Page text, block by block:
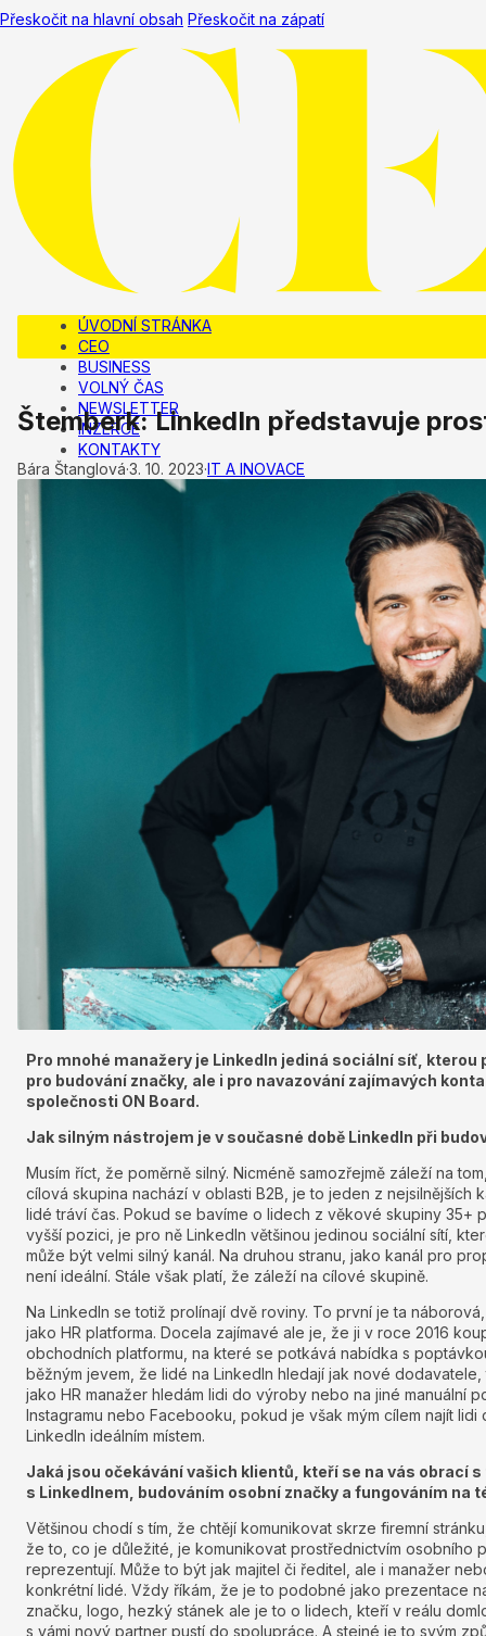
Přeskočit na hlavní obsah Přeskočit na zápatí
ÚVODNÍ STRÁNKA
CEO
BUSINESS
VOLNÝ ČAS
NEWSLETTER
INZERCE
KONTAKTY
Štemberk: LinkedIn představuje
Bára Štanglová·3. 10. 2023·IT A INOVACE
Pro mnohé manažery je LinkedIn jediná sociální síť,
pro budování značky, ale i pro navazování zajímavých
společnosti ON Board.
Jak silným nástrojem je v současné době LinkedIn při
Musím říct, že poměrně silný. Nicméně samozřejmě záleží na
cílová skupina nachází v oblasti B2B, je to jeden z nejsilnějších
lidé tráví čas. Pokud se bavíme o lidech z věkové skupiny 35+
vyšší pozici, je pro ně LinkedIn většinou jedinou sociální sítí,
může být velmi silný kanál. Na druhou stranu, jako kanál pro
není ideální. Stále však platí, že záleží na cílové skupině.
Na LinkedIn se totiž prolínají dvě roviny. To první je ta
jako HR platforma. Docela zajímavé ale je, že ji v roce 2016
obchodních platformu, na které se potkává nabídka s
běžným jevem, že lidé na LinkedIn hledají jak nové
jako HR manažer hledám lidi do výroby nebo na jiné manuální
Instagramu nebo Facebooku, pokud je však mým cílem najít
LinkedIn ideálním místem.
Jaká jsou očekávání vašich klientů, kteří se na vás obrací
s LinkedInem, budováním osobní značky a fungováním na
Většinou chodí s tím, že chtějí komunikovat skrze firemní
že to, co je důležité, je komunikovat prostřednictvím osobního
reprezentují. Může to být jak majitel či ředitel, ale i manažer
konkrétní lidé. Vždy říkám, že je to podobné jako prezentace
značku, logo, hezký stánek ale je to o lidech, kteří v reálu
s vámi nový partner pustí do spolupráce. A stejné je to svým